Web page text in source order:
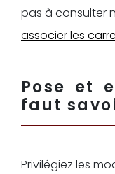
pas à consulter
associer les
Pose et
faut
Privilégiez les